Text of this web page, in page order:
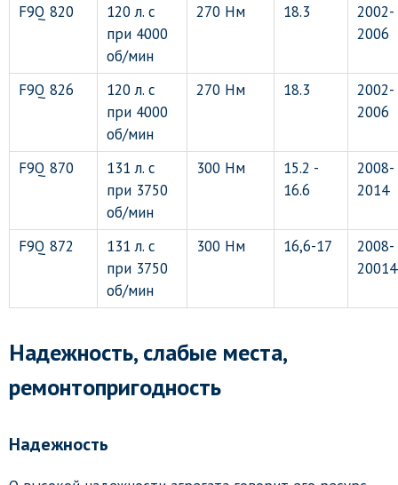
F9Q 820
120 л. с
при 4000
об/мин
270 Нм 18.3
2002-
2006
F9Q 826
120 л. с
при 4000
об/мин
270 Нм 18.3
2002-
2006
F9Q 870
131 л. с
при 3750
об/мин
300 Нм
15.2 -
16.6
2008-
2014
F9Q 872
131 л. с
при 3750
об/мин
300 Нм 16,6-17
2008-
20014
Надежность, слабые места,
ремонтопригодность
Надежность